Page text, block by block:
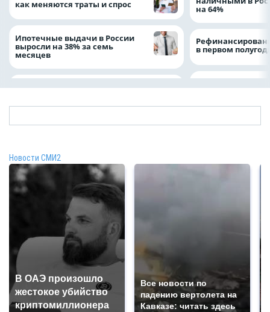
как меняются траты и спрос
Ипотечные выдачи в России
выросли на 38% за семь
месяцев
на 64%
в первом
Новости СМИ2
В ОАЭ произошло
жестокое убийство
криптомиллионера
Все новости по
падению вертолета на
Кавказе: читать здесь